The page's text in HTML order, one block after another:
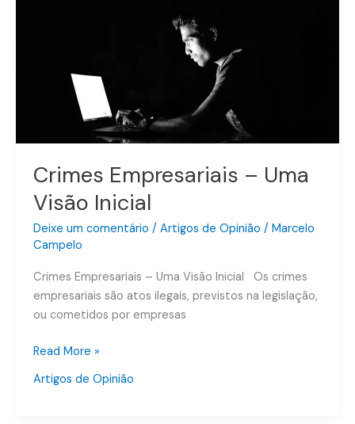
Crimes Empresariais – Uma
Visão Inicial
Deixe um comentário / Artigos de Opinião / Marcelo
Campelo
Crimes Empresariais – Uma Visão Inicial Os crimes
empresariais são atos ilegais, previstos na legislação,
ou cometidos por empresas
Read More »
Artigos de Opinião